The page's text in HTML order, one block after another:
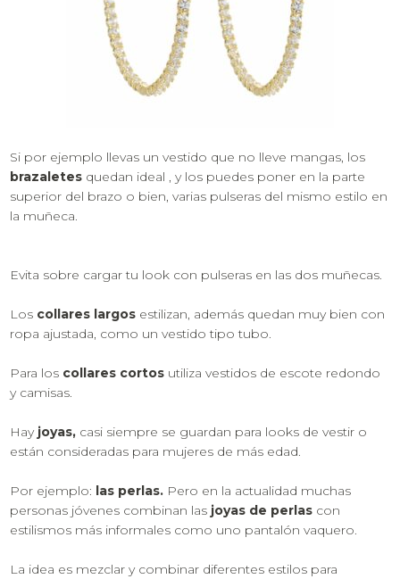
Si por ejemplo llevas un vestido que no lleve mangas, los
brazaletes quedan ideal , y los puedes poner en la parte
superior del brazo o bien, varias pulseras del mismo estilo en
la muñeca.
Evita sobre cargar tu look con pulseras en las dos muñecas.
Los collares largos estilizan, además quedan muy bien con
ropa ajustada, como un vestido tipo tubo.
Para los collares cortos utiliza vestidos de escote redondo
y camisas.
Hay joyas, casi siempre se guardan para looks de vestir o
están consideradas para mujeres de más edad.
Por ejemplo: las perlas. Pero en la actualidad muchas
personas jóvenes combinan las joyas de perlas con
estilismos más informales como uno pantalón vaquero.
La idea es mezclar y combinar diferentes estilos para